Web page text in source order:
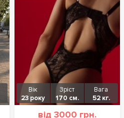
Вік
23 року
Зріст
170 см.
Вага
52 кг.
від 3000 грн.